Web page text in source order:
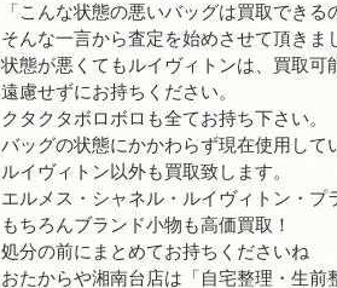
「こんな状態の悪いバッグは買取できる
そんな一言から査定を始めさせて頂きま
状態が悪くてもルイヴィトンは、買取可
遠慮せずにお持ちください。
クタクタボロボロも全てお持ち下さい。
バッグの状態にかかわらず現在使用して
ルイヴィトン以外も買取致します。
エルメス・シャネル・ルイヴィトン・プ
もちろんブランド小物も高価買取！
処分の前にまとめてお持ちくださいね
おたからや湘南台店は「自宅整理・生前